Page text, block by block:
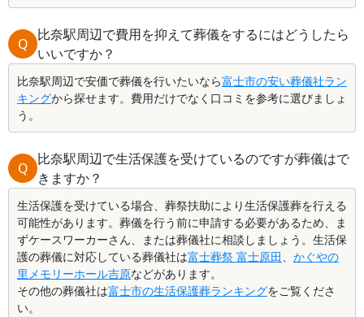
Q
比奈駅周辺で費用を抑えて葬儀をするにはどうしたら
いいですか？
比奈駅周辺で安価で葬儀を行いたいなら富士市の安い葬儀社ラン
キングから探せます。費用だけでなく口コミを参考に選びましょ
う。
Q
比奈駅周辺で生活保護を受けているのですが葬儀はで
きますか？
生活保護を受けている場合、葬祭扶助により生活保護葬を行える
可能性があります。葬儀を行う前に申請する必要があるため、ま
ずケースワーカーさん、または葬儀社に相談しましょう。生活保
護の葬儀に対応している葬儀社は富士葬祭 富士原田、 かぐやの
里メモリーホール吉原などがあります。
その他の葬儀社は富士市の生活保護葬ランキングをご覧くださ
い。